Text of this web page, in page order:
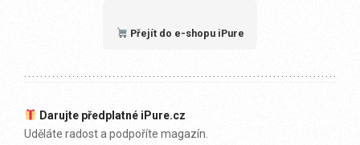
Přejít do e-shopu iPure
Darujte předplatné iPure.cz
Uděláte radost a podpoříte magazín.